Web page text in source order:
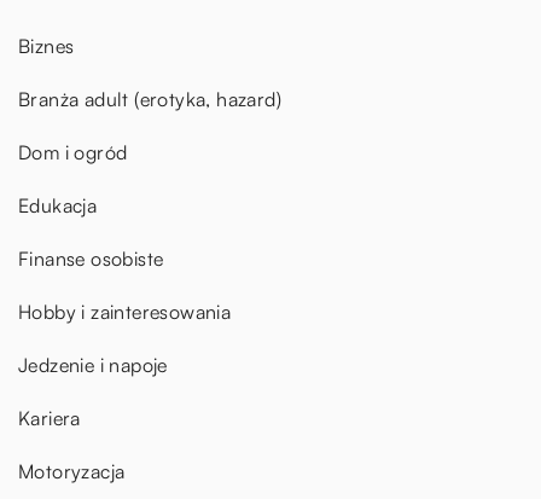
Biznes
Branża adult (erotyka, hazard)
Dom i ogród
Edukacja
Finanse osobiste
Hobby i zainteresowania
Jedzenie i napoje
Kariera
Motoryzacja